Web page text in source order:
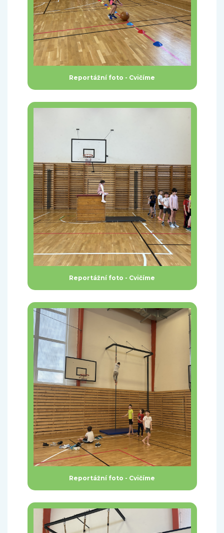
Reportážní foto - Cvičíme
Reportážní foto - Cvičíme
Reportážní foto - Cvičíme